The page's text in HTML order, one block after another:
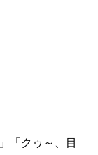
「クゥ～、目